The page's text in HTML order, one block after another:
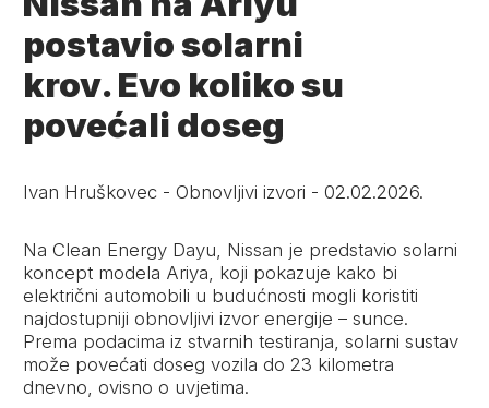
postavio solarni
krov. Evo koliko su
povećali doseg
Ivan Hruškovec - Obnovljivi izvori -02.02.2026.
Na Clean Energy Dayu, Nissan je predstavio solarni
koncept modela Ariya, koji pokazuje kako bi
električni automobili u budućnosti mogli koristiti
najdostupniji obnovljivi izvor energije – sunce.
Prema podacima iz stvarnih testiranja, solarni sustav
može povećati doseg vozila do 23 kilometra
dnevno, ovisno o uvjetima.